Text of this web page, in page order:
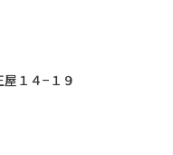
１４−１９